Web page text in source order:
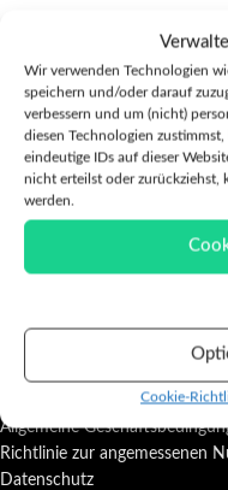
Wir verwenden Technologien
speichern und/oder darauf
verbessern und um (nicht)
diesen Technologien
eindeutige IDs auf dieser
nicht erteilst oder
werden.
Cookie-
INFORMATIONEN
Allgemeine
Richtlinie zur angemessenen
Datenschutz